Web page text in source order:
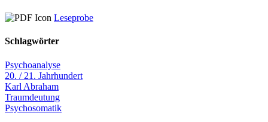
Leseprobe
Schlagwörter
Psychoanalyse
20. / 21. Jahrhundert
Karl Abraham
Traumdeutung
Psychosomatik